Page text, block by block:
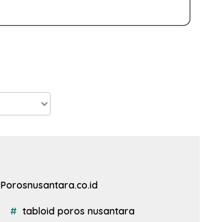
Porosnusantara.co.id
tabloid poros nusantara